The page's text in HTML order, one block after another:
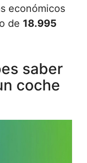
económicos
de 18.995
saber
coche